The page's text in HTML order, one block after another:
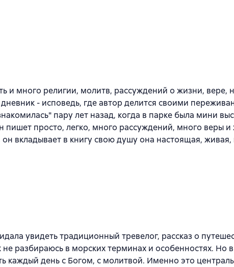
и много религии, молитв, рассуждений о жизни, вере,
- исповедь, где автор делится своими
пару лет назад, когда в парке была мини
пишет просто, легко, много рассуждений, много веры
вкладывает в книгу свою душу она настоящая,
увидеть традиционный тревелог, рассказ о
не разбираюсь в морских терминах и особенностях. Но
каждый день с Богом, с молитвой. Именно это